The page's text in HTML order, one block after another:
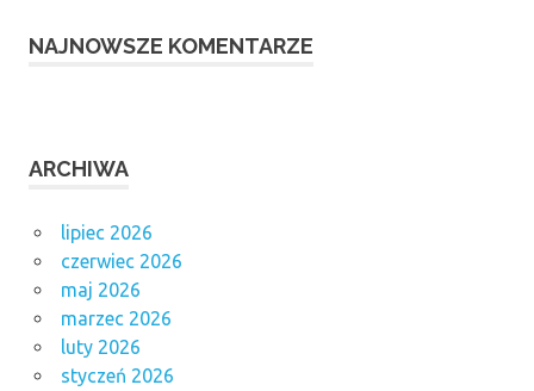
NAJNOWSZE KOMENTARZE
ARCHIWA
lipiec 2026
czerwiec 2026
maj 2026
marzec 2026
luty 2026
styczeń 2026